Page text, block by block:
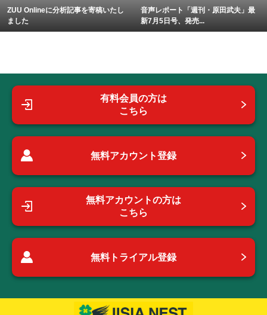
ZUU Onlineに分析記事を寄稿いたし
ました
音声レポート「週刊・原田武夫」最
新7月5日号、発売...
有料会員の方は
こちら
無料アカウント登録
無料アカウントの方は
こちら
無料トライアル登録